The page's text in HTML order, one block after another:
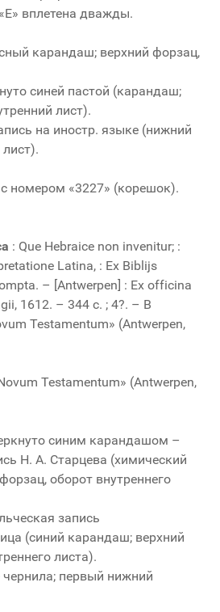
вплетена дважды.
карандаш; верхний форзац,
синей пастой (карандаш;
лист).
на иностр. языке (нижний
номером «3227» (корешок).
: Que Hebraice non invenitur; :
Latina, : Ex Biblijs
– [Antwerpen] : Ex officina
1612. – 344 с. ; 4?. – В
Testamentum» (Antwerpen,
Testamentum» (Antwerpen,
синим карандашом –
Н. А. Старцева (химический
оборот внутреннего
запись
(синий карандаш; верхний
листа).
чернила; первый нижний